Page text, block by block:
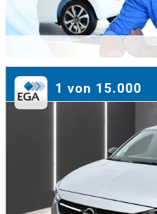
1 von 15.000